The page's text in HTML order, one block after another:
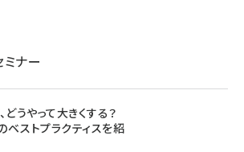
ナー
うやって大きくする？
ベストプラクティスを紹